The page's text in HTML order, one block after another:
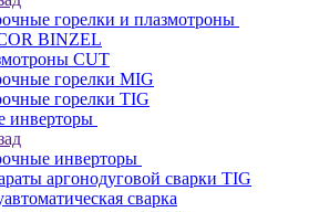
горелки и плазмотроны
BINZEL
CUT
горелки MIG
горелки TIG
инверторы
инверторы
аргонодуговой сварки TIG
сварка